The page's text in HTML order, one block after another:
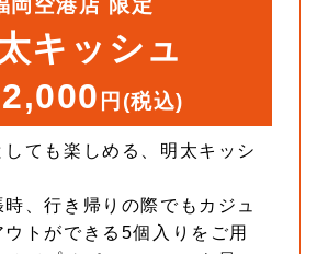
岡空港店 限定
キッシュ
2,000 円(税込)
ても楽しめる、明太キッシ
、行き帰りの際でもカジュ
トができる5個入りをご用